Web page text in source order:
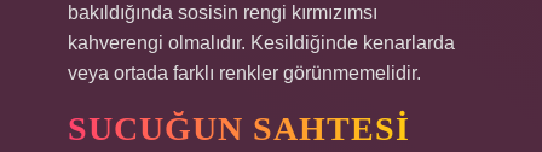
bakıldığında sosisin rengi kırmızımsı
kahverengi olmalıdır. Kesildiğinde kenarlarda
veya ortada farklı renkler görünmemelidir.
SUCUĞUN SAHTESI